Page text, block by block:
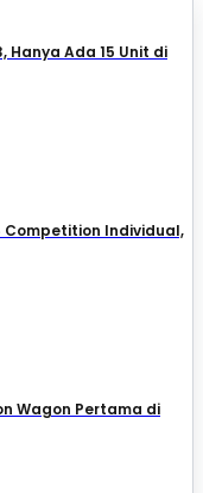
Hanya Ada 15 Unit di
Competition Individual,
Wagon Pertama di